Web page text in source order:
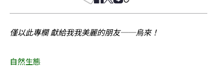
僅以此專欄 獻給我我美麗的朋友──烏來！
自然生態